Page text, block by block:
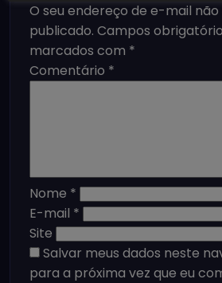
O seu endereço de e-mail não
publicado. Campos
marcados com *
Comentário *
Nome *
E-mail *
Site
Salvar meus dados neste
para a próxima vez que eu